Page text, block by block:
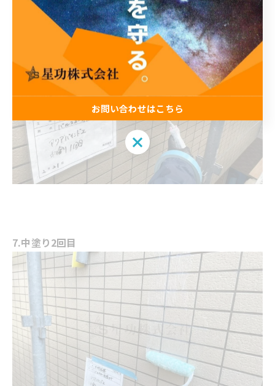
7.中塗り2回目
お問い合わせはこちら
お問い合わせはこちら